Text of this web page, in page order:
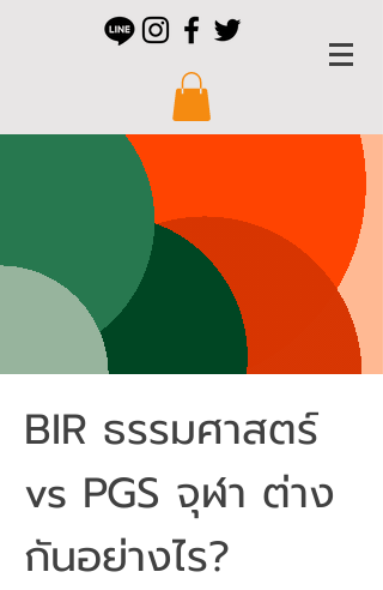
BIR ธรรมศาสตร์
vs PGS จุฬา ต่าง
กันอย่างไร?